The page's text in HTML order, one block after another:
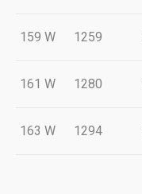
159 W 1259
161 W 1280
163 W 1294